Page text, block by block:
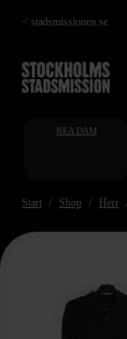
Hoppa
till
< stadsmissionen.se
REA DAM
Start Shop Herr